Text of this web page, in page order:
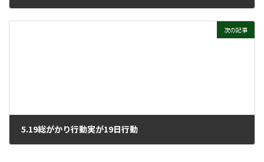
次の記事
5.19総がかり行動実が19日行動